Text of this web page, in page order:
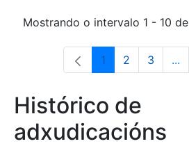
Mostrando o intervalo 1 - 10
Páxina
1 Páxina
2 Páxina
3 ...
Histórico de
adxudicacións